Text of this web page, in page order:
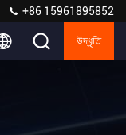
+86 15961895852
উদ্ধৃতি